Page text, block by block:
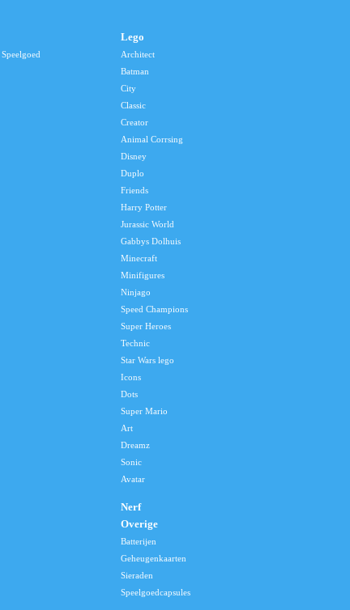
Lego
Architect
Batman
City
Classic
Creator
Animal Corrsing
Disney
Duplo
Friends
Harry Potter
Jurassic World
Gabbys Dolhuis
Minecraft
Minifigures
Ninjago
Speed Champions
Super Heroes
Technic
Star Wars lego
Icons
Dots
Super Mario
Art
Dreamz
Sonic
Avatar
Nerf
Overige
Batterijen
Geheugenkaarten
Sieraden
Speelgoedcapsules